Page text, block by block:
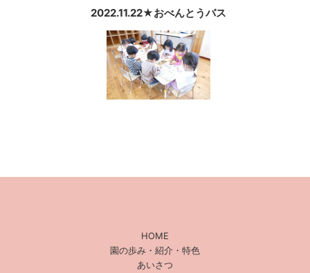
2022.11.22★おべんとうバス
HOME
園の歩み・紹介・特色
あいさつ